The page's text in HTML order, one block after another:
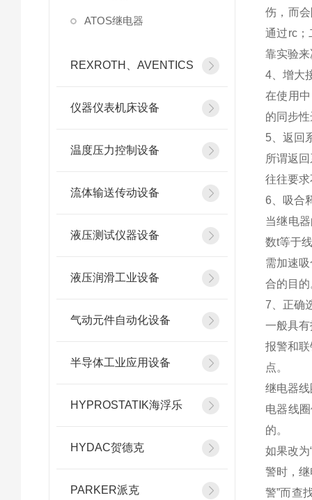
ATOS继电器
REXROTH、AVENTICS
仪器仪表机床设备
温度压力控制设备
流体输送传动设备
液压测试仪器设备
液压润滑工业设备
气动元件自动化设备
半导体工业应用设备
HYPROSTATIK海浮乐
HYDAC贺德克
PARKER派克
伤，而
通过rc；
靠实验
4、增大
在使用
的同步
5、返回
所谓返
往往要
6、吸合
当继电
数t等于
需加速
合的目的
7、正确
一般具
报警和联
点。
继电器
电器线
的。
如果改
警时，
警”而查